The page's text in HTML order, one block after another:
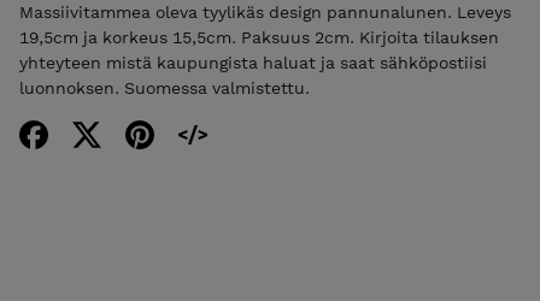
Massiivitammea oleva tyylikäs design pannunalunen. Leveys
19,5cm ja korkeus 15,5cm. Paksuus 2cm. Kirjoita tilauksen
yhteyteen mistä kaupungista haluat ja saat sähköpostiisi
luonnoksen. Suomessa valmistettu.